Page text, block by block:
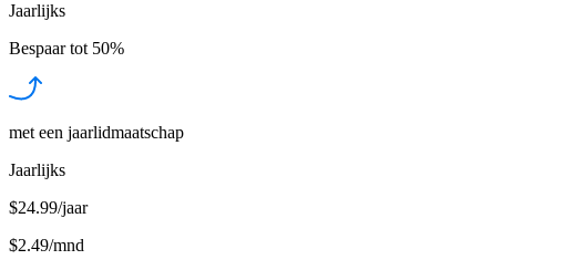
Jaarlijks
Bespaar tot 50%
met een jaarlidmaatschap
Jaarlijks
$24.99/jaar
$2.49/mnd